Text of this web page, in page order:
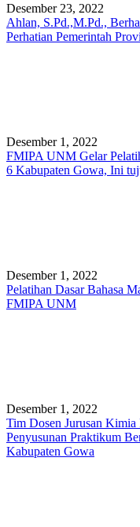
Desember 23, 2022
Ahlan, S.Pd.,M.Pd.,
Perhatian Pemerintah
Desember 1, 2022
FMIPA UNM Gelar
6 Kabupaten Gowa, Ini
Desember 1, 2022
Pelatihan Dasar Bahasa
FMIPA UNM
Desember 1, 2022
Tim Dosen Jurusan
Penyusunan Praktikum
Kabupaten Gowa